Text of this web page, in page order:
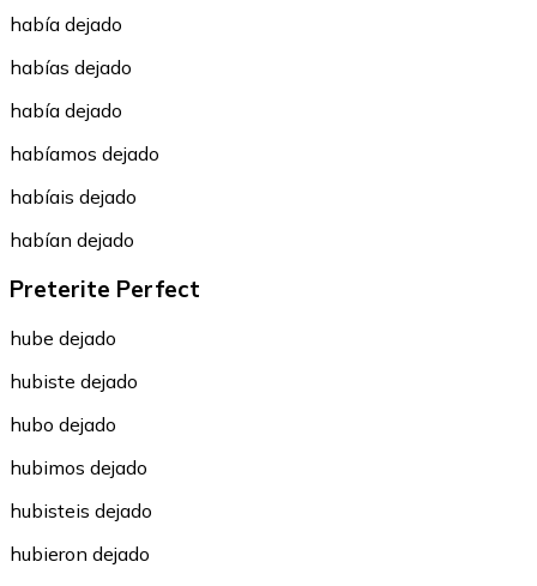
había dejado
habías dejado
había dejado
habíamos dejado
habíais dejado
habían dejado
Preterite Perfect
hube dejado
hubiste dejado
hubo dejado
hubimos dejado
hubisteis dejado
hubieron dejado